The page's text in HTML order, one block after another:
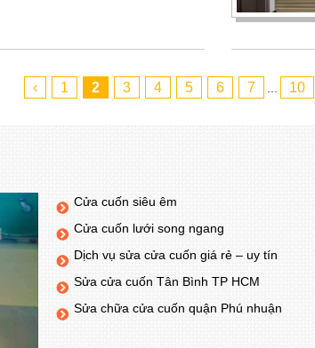
‹ 1 2 3 4 5 6 7 10
Cửa cuốn siêu êm
Cửa cuốn lưới song ngang
Dịch vụ sửa cửa cuốn giá rẻ – uy tín
Sửa cửa cuốn Tân Bình TP HCM
Sửa chữa cửa cuốn quận Phú nhuận